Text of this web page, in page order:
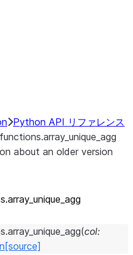
Python API リファレンス
functions.array_unique_agg
about an older version
unique_ agg
array_unique_agg(col:
[source]